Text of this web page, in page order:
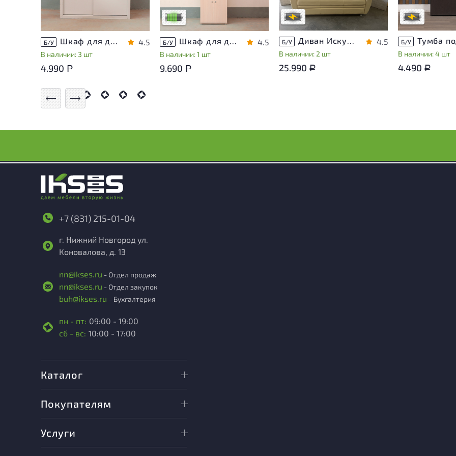
Б/У Шкаф для документов Металл
В наличии: 3 шт
4.5
4.990 Р
Низкая степень износа
Б/У Шкаф для документов Vasanta ЛДСП Дуб Россия
В наличии: 1 шт
4.5
9.690 Р
В обработке
Б/У Диван Искусственная кожа Бежевый
В наличии: 2 шт
4.5
25.990 Р
В обработке
Б/У
В наличии: 4 шт
4.490 Р
+7 (831) 215-01-04
г. Нижний Новгород ул.
Коновалова, д. 13
nn@ikses.ru - Отдел продаж
nn@ikses.ru - Отдел закупок
buh@ikses.ru - Бухгалтерия
пн - пт: 09:00 - 19:00
сб - вс: 10:00 - 17:00
Каталог
Покупателям
Услуги